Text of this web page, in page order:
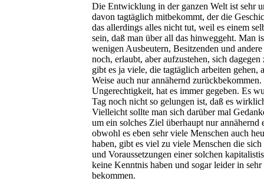
Die Entwicklung in der ganzen Welt ist sehr
davon tagtäglich mitbekommt, der die
das allerdings alles nicht tut, weil es einem
sein, daß man über all das hinweggeht. Man
wenigen Ausbeutern, Besitzenden und
noch, erlaubt, aber aufzustehen, sich
gibt es ja viele, die tagtäglich arbeiten
Weise auch nur annähernd
Ungerechtigkeit, hat es immer gegeben. Es
Tag noch nicht so gelungen ist, daß es
Vielleicht sollte man sich darüber mal
um ein solches Ziel überhaupt nur
obwohl es eben sehr viele Menschen auch
haben, gibt es viel zu viele Menschen die
und Voraussetzungen einer solchen
keine Kenntnis haben und sogar leider in
bekommen.